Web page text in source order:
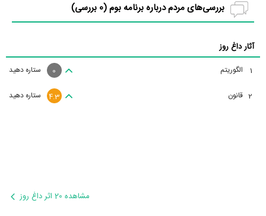
بررسی‌های مردم درباره برنامه بوم (0 بررسی)
آثار داغ روز
1 الگوریتم ستاره دهید 0
2 قانون ستاره دهید 4.3
مشاهده 20 اثر داغ روز